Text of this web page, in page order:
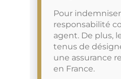
Pour
responsabilité
agent. De plus,
tenus de
une assurance
en France.